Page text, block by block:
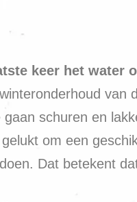
keer het water
van
schuren en
om een
Dat betekent